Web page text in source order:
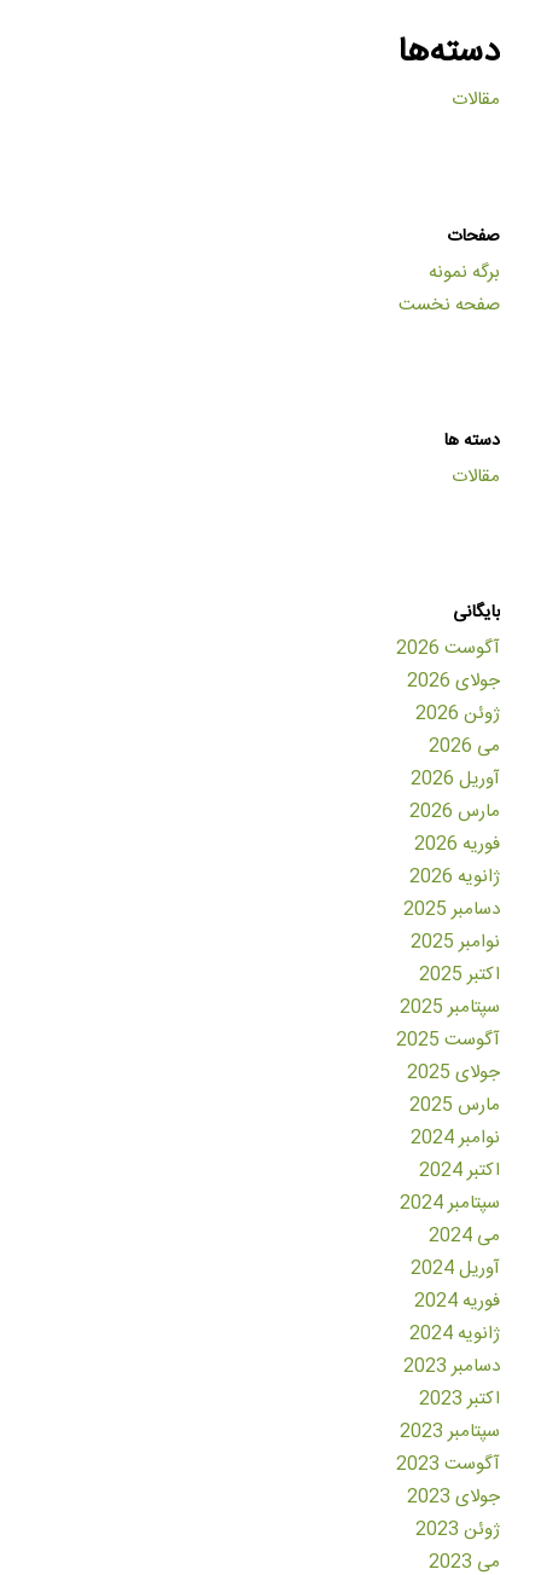
دسته‌ها
مقالات
صفحات
برگه نمونه
صفحه نخست
دسته ها
مقالات
بایگانی
آگوست 2026
جولای 2026
ژوئن 2026
می 2026
آوریل 2026
مارس 2026
فوریه 2026
ژانویه 2026
دسامبر 2025
نوامبر 2025
اکتبر 2025
سپتامبر 2025
آگوست 2025
جولای 2025
مارس 2025
نوامبر 2024
اکتبر 2024
سپتامبر 2024
می 2024
آوریل 2024
فوریه 2024
ژانویه 2024
دسامبر 2023
اکتبر 2023
سپتامبر 2023
آگوست 2023
جولای 2023
ژوئن 2023
می 2023